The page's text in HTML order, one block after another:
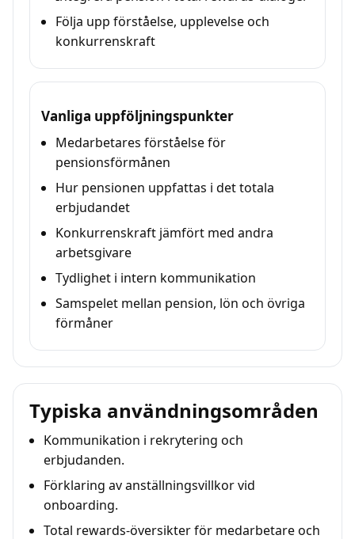
Följa upp förståelse, upplevelse och
konkurrenskraft
Vanliga uppföljningspunkter
Medarbetares förståelse för
pensionsförmånen
Hur pensionen uppfattas i det totala
erbjudandet
Konkurrenskraft jämfört med andra
arbetsgivare
Tydlighet i intern kommunikation
Samspelet mellan pension, lön och övriga
förmåner
Typiska användningsområden
Kommunikation i rekrytering och
erbjudanden.
Förklaring av anställningsvillkor vid
onboarding.
Total rewards-översikter för medarbetare och